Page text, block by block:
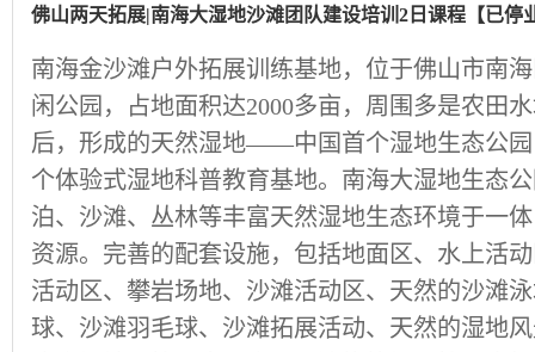
佛山两天拓展|南海大湿地沙滩团队建设培训2日课程【已停
南海金沙滩户外拓展训练基地，位于佛山市南
闲公园，占地面积达2000多亩，周围多是农田
后，形成的天然湿地——中国首个湿地生态公
个体验式湿地科普教育基地。南海大湿地生态
泊、沙滩、丛林等丰富天然湿地生态环境于一
资源。完善的配套设施，包括地面区、水上活
活动区、攀岩场地、沙滩活动区、天然的沙滩
球、沙滩羽毛球、沙滩拓展活动、天然的湿地